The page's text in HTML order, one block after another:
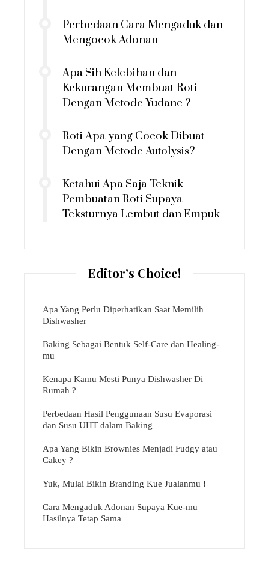
Perbedaan Cara Mengaduk dan
Mengocok Adonan
Apa Sih Kelebihan dan
Kekurangan Membuat Roti
Dengan Metode Yudane ?
Roti Apa yang Cocok Dibuat
Dengan Metode Autolysis?
Ketahui Apa Saja Teknik
Pembuatan Roti Supaya
Teksturnya Lembut dan Empuk
Editor’s Choice!
Apa Yang Perlu Diperhatikan Saat Memilih
Dishwasher
Baking Sebagai Bentuk Self-Care dan Healing-
mu
Kenapa Kamu Mesti Punya Dishwasher Di
Rumah ?
Perbedaan Hasil Penggunaan Susu Evaporasi
dan Susu UHT dalam Baking
Apa Yang Bikin Brownies Menjadi Fudgy atau
Cakey ?
Yuk, Mulai Bikin Branding Kue Jualanmu !
Cara Mengaduk Adonan Supaya Kue-mu
Hasilnya Tetap Sama